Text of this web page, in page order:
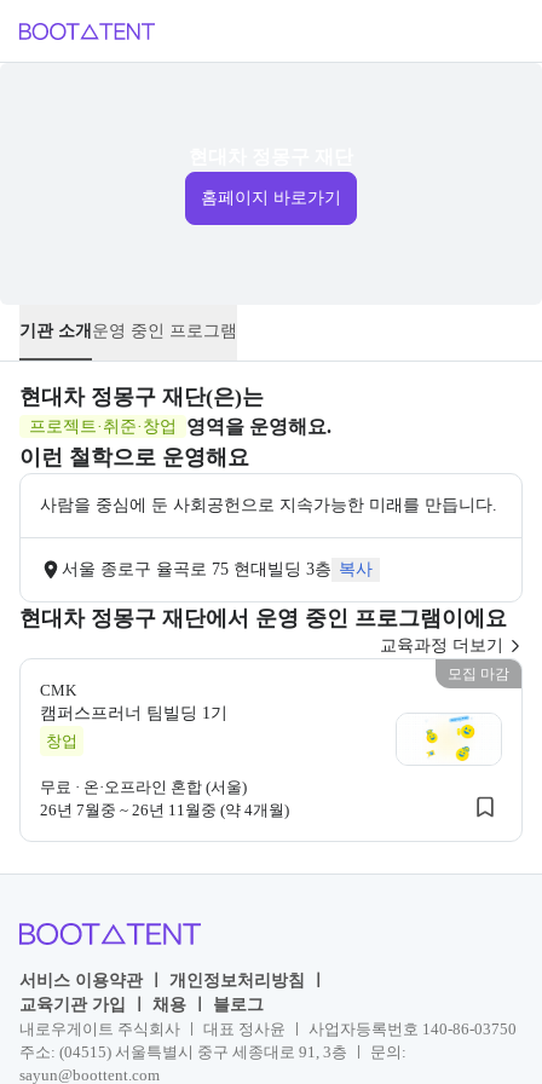
홈페이지 바로가기
기관 소개 운영 중인 프로그램
현대차 정몽구 재단(은)는
프로젝트·취준·창업 영역을 운영해요.
이런 철학으로 운영해요
사람을 중심에 둔 사회공헌으로 지속가능한 미래를 만듭니다.
서울 종로구 율곡로 75 현대빌딩 3층 복사
현대차 정몽구 재단에서 운영 중인 프로그램이에요
교육과정 더보기
모집 마감
CMK
캠퍼스프러너 팀빌딩 1기
창업
CMK 캠퍼
무료 · 온·오프라인 혼합 (서울)
26년 7월중 ~ 26년 11월중 (약 4개월)
서비스 이용약관ㅣ 개인정보처리방침
교육기관 가입
채용
블로그
내로우게이트 주식회사 ㅣ 대표 정사윤 ㅣ 사업자등록번호 140-86-03750
주소: (04515) 서울특별시 중구 세종대로 91, 3층 ㅣ 문의:
sayun@boottent.com